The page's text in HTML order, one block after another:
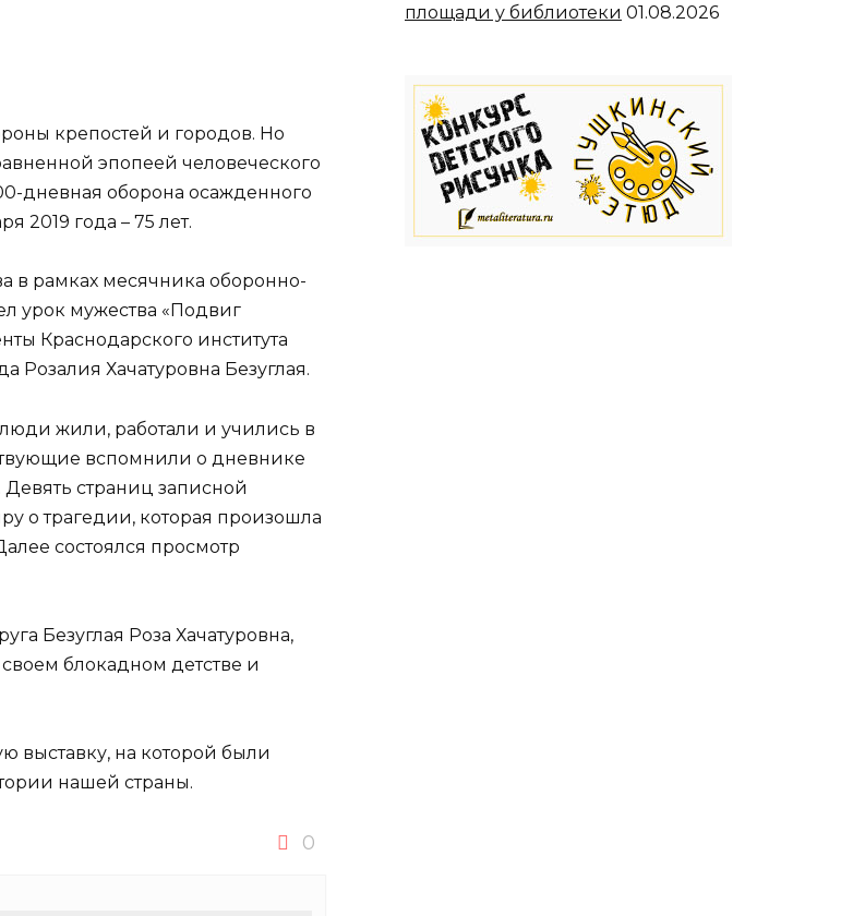
крепостей и городов. Но
эпопеей человеческого
дневная оборона осажденного
2019 года – 75 лет.
в рамках месячника оборонно-
урок мужества «Подвиг
Краснодарского института
Хачатуровна Безуглая.
жили, работали и учились в
вспомнили о дневнике
страниц записной
о трагедии, которая произошла
состоялся просмотр
Безуглая Роза Хачатуровна,
блокадном детстве и
выставку, на которой были
нашей страны.
0
площади у библиотеки 01.08.2026